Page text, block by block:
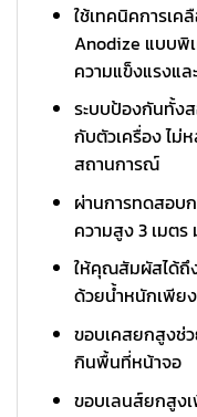
ใช้เทคนิคการเค
Anodize แบบพิ
ความแข็งแรงแ
ระบบป้องกันทั้ง
กับตัวเครื่อง ไม่
สถานการณ์
ผ่านการทดสอบ
ความสูง 3 เมตร
ให้คุณสัมผัสได้ถึ
ด้วยน้ำหนักเพีย
ขอบเคสยกสูงช่
กินพื้นที่หน้าจอ
ขอบเลนส์ยกสูง